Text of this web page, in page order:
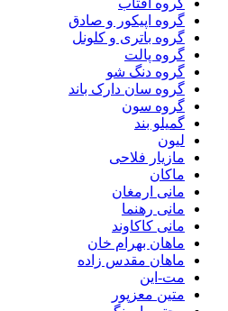
گروه آفتاب
گروه اپیکور و صادق
گروه باتری و کلونل
گروه پالت
گروه دنگ شو
گروه سان دارک باند
گروه سون
گمیلو بند
لیون
مازیار فلاحی
ماکان
مانی ارمغان
مانی رهنما
مانی کاکاوند
ماهان بهرام خان
ماهان مقدس زاده
مت-این
متین معزپور